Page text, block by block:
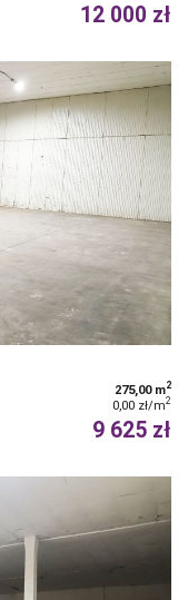
12 000 zł
275,00 m2
0,00 zł/m2
9 625 zł